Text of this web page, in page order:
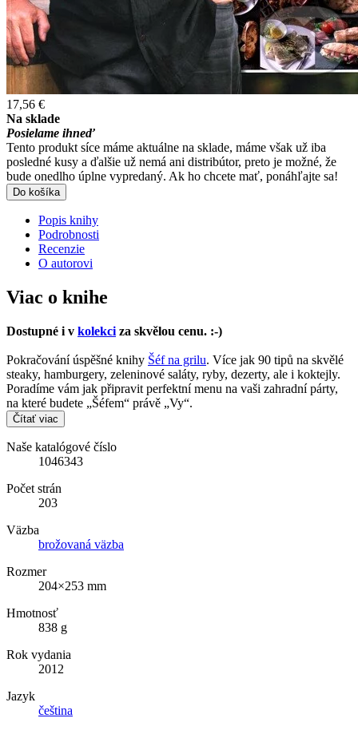
17,56 €
Na sklade
Posielame ihneď
Tento produkt síce máme aktuálne na sklade, máme však už iba
posledné kusy a ďalšie už nemá ani distribútor, preto je možné, že
bude onedlho úplne vypredaný. Ak ho chcete mať, ponáhľajte sa!
Do košíka
Popis knihy
Podrobnosti
Recenzie
O autorovi
Viac o knihe
Dostupné i v kolekci za skvělou cenu. :-)
Pokračování úspěšné knihy Šéf na grilu. Více jak 90 tipů na skvělé
steaky, hamburgery, zeleninové saláty, ryby, dezerty, ale i koktejly.
Poradíme vám jak připravit perfektní menu na vaši zahradní párty,
na které budete „Šéfem“ právě „Vy“.
Čítať viac
Naše katalógové číslo
1046343
Počet strán
203
Väzba
brožovaná väzba
Rozmer
204×253 mm
Hmotnosť
838 g
Rok vydania
2012
Jazyk
čeština